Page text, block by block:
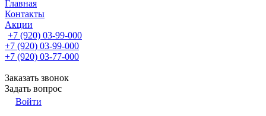
Главная
Контакты
Акции
+7 (920) 03-99-000
+7 (920) 03-99-000
+7 (920) 03-77-000
Заказать звонок
Задать вопрос
Войти